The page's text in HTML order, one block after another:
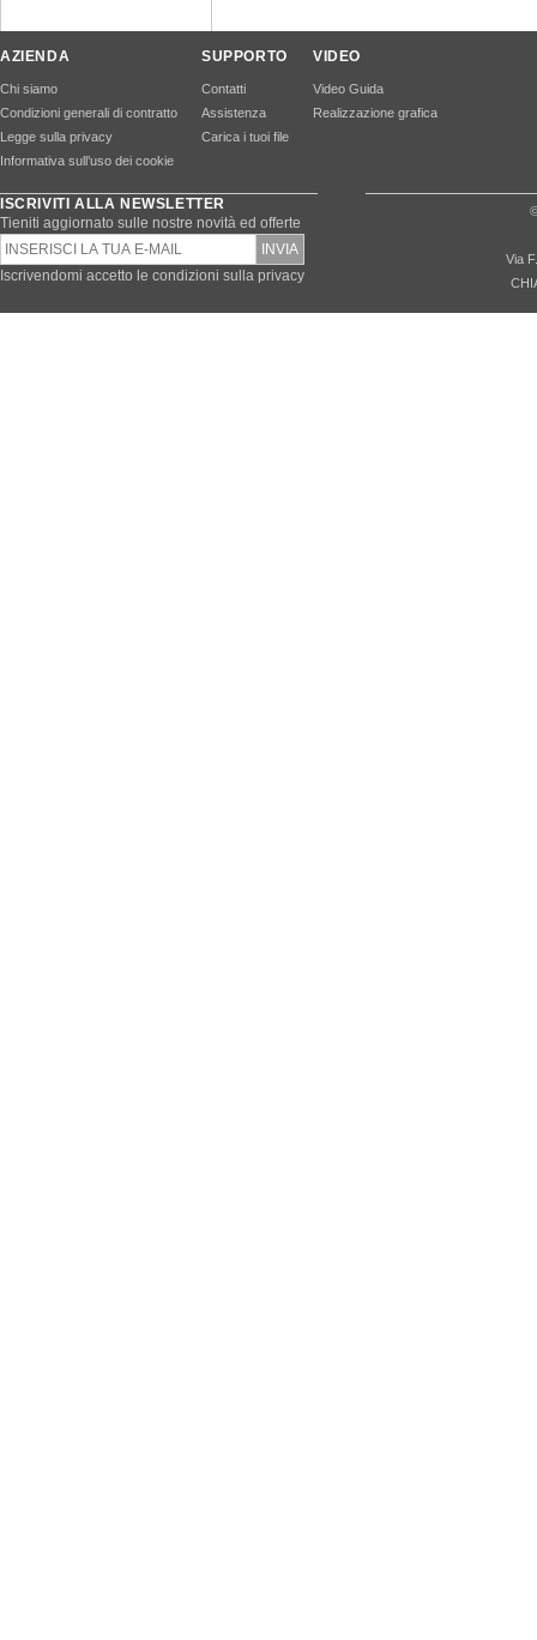
AZIENDA
Chi siamo
Condizioni generali di contratto
Legge sulla privacy
Informativa sull’uso dei cookie
SUPPORTO
Contatti
Assistenza
Carica i tuoi file
VIDEO
Video Guida
Realizzazione grafica
ISCRIVITI ALLA NEWSLETTER
Tieniti aggiornato sulle nostre novità ed offerte
Iscrivendomi accetto le condizioni sulla privacy
Via